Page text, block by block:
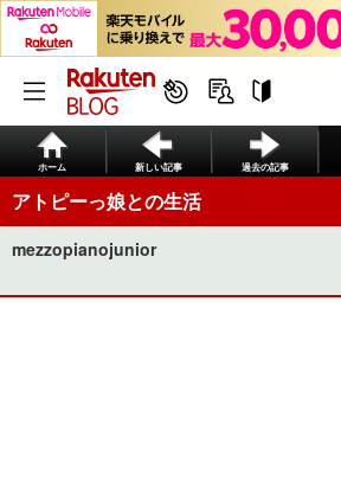
ホーム 新しい記事 過去の記事
アトピーっ娘との生活
mezzopianojunior